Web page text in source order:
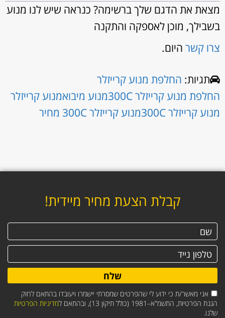
מצאת את הדגם שלך ברשימה? כנראה שיש לנו מנוע
בשבילך, מוכן לאספקה והתקנה
צרו קשר היום.
תגיות: החלפת מנוע קרייזלר
החלפת מנוע קרייזלר 300C
מנוע מיבואמנוע קרייזלר
מנוע קרייזלר 300C
מנוע קרייזלר 300C מחיר
קבלת הצעת מחיר מיידית!
אני מאשר/ת כי ידוע לי שהפרטים שמסרתי יישמרו ויעובדו בהתאם לחוק
הגנת הפרטיות, התשמ"א–1981 (כולל תיקון 13), ובהתאם ל
מדיניות הפרטיות
שלנו.
שלח